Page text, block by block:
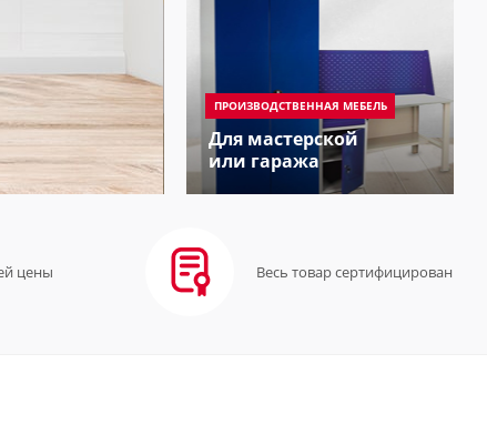
ПРОИЗВОДСТВЕННАЯ МЕБЕЛЬ
Для мастерской
или гаража
цены Весь товар сертифицирован